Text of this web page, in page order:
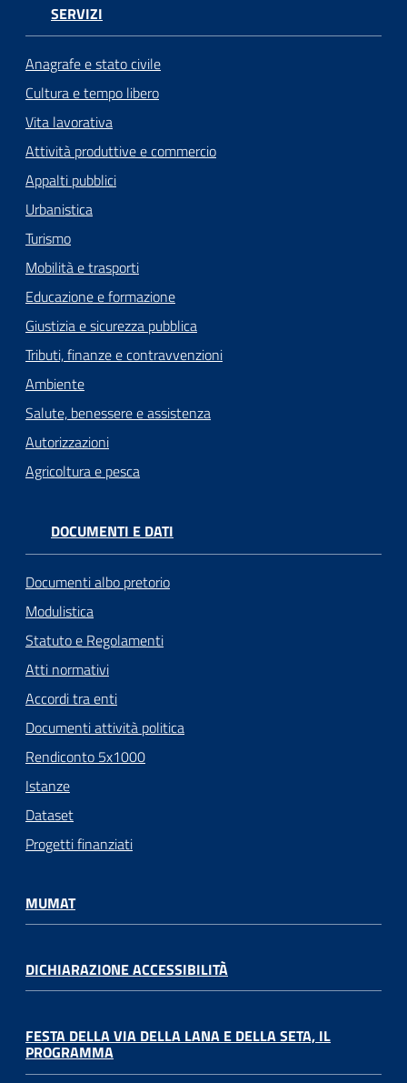
SERVIZI
Anagrafe e stato civile
Cultura e tempo libero
Vita lavorativa
Attività produttive e commercio
Appalti pubblici
Urbanistica
Turismo
Mobilità e trasporti
Educazione e formazione
Giustizia e sicurezza pubblica
Tributi, finanze e contravvenzioni
Ambiente
Salute, benessere e assistenza
Autorizzazioni
Agricoltura e pesca
DOCUMENTI E DATI
Documenti albo pretorio
Modulistica
Statuto e Regolamenti
Atti normativi
Accordi tra enti
Documenti attività politica
Rendiconto 5x1000
Istanze
Dataset
Progetti finanziati
MUMAT
DICHIARAZIONE ACCESSIBILITÀ
FESTA DELLA VIA DELLA LANA E DELLA SETA, IL
PROGRAMMA